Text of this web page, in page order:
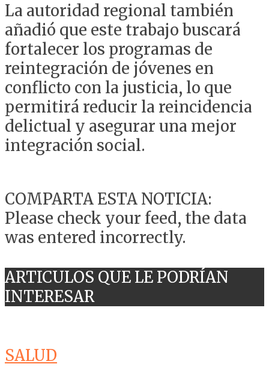
La autoridad regional también
añadió que este trabajo buscará
fortalecer los programas de
reintegración de jóvenes en
conflicto con la justicia, lo que
permitirá reducir la reincidencia
delictual y asegurar una mejor
integración social.
COMPARTA ESTA NOTICIA:
Please check your feed, the data
was entered incorrectly.
ARTICULOS QUE LE PODRÍAN
INTERESAR
SALUD